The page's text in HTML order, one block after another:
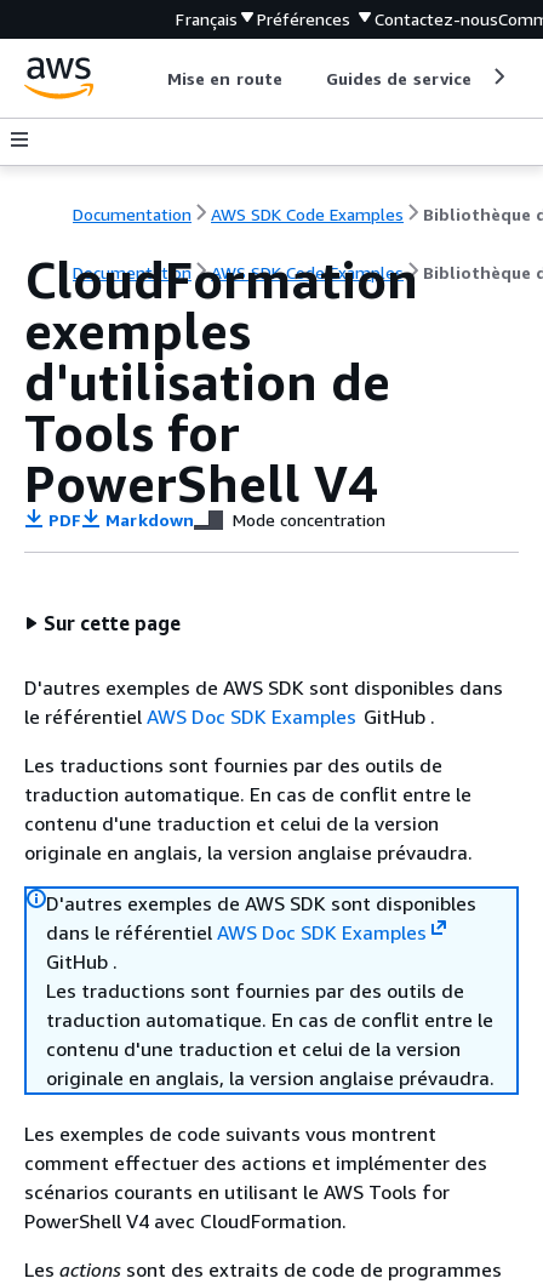
Français Préférences Contactez-nous
Mise en route Guides de service
Documentation AWS SDK Code Examples
Documentation AWS SDK Code Examples Bibliothèque
CloudFormation
exemples
d'utilisation de
Tools for
PowerShell V4
PDF Markdown Mode concentration
Sur cette page
D'autres exemples de AWS SDK sont disponibles dans
le référentiel AWS Doc SDK Examples GitHub .
Les traductions sont fournies par des outils de
traduction automatique. En cas de conflit entre le
contenu d'une traduction et celui de la version
originale en anglais, la version anglaise prévaudra.
D'autres exemples de AWS SDK sont disponibles
dans le référentiel AWS Doc SDK Examples
GitHub .
Les traductions sont fournies par des outils de
traduction automatique. En cas de conflit entre le
contenu d'une traduction et celui de la version
originale en anglais, la version anglaise prévaudra.
Les exemples de code suivants vous montrent
comment effectuer des actions et implémenter des
scénarios courants en utilisant le AWS Tools for
PowerShell V4 avec CloudFormation.
Les actions sont des extraits de code de programmes